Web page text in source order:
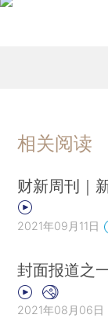
相关阅读
财新周刊｜
2021年09月11日
封面报道之
2021年08月06日